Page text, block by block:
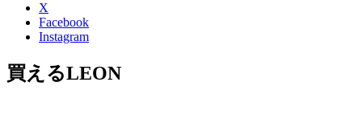
X
Facebook
Instagram
買えるLEON